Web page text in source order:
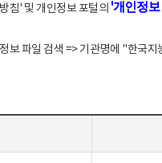
침' 및 개인정보 포털의 '개인정
파일 검색 => 기관명에 "한국지